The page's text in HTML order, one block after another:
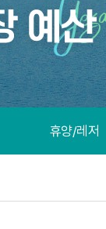
휴양/레저